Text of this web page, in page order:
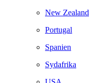
New Zealand
Portugal
Spanien
Sydafrika